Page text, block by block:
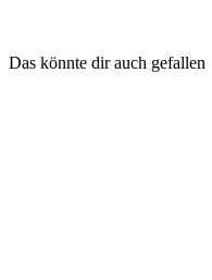
Das könnte dir auch gefallen